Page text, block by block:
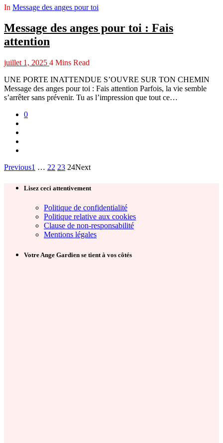
In Message des anges pour toi
Message des anges pour toi : Fais
attention
juillet 1, 2025 4 Mins Read
UNE PORTE INATTENDUE S’OUVRE SUR TON CHEMIN
Message des anges pour toi : Fais attention Parfois, la vie semble
s’arrêter sans prévenir. Tu as l’impression que tout ce…
0
Previous1 … 22 23 24Next
Lisez ceci attentivement
Politique de confidentialité
Politique relative aux cookies
Clause de non-responsabilité
Mentions légales
Votre Ange Gardien se tient à vos côtés